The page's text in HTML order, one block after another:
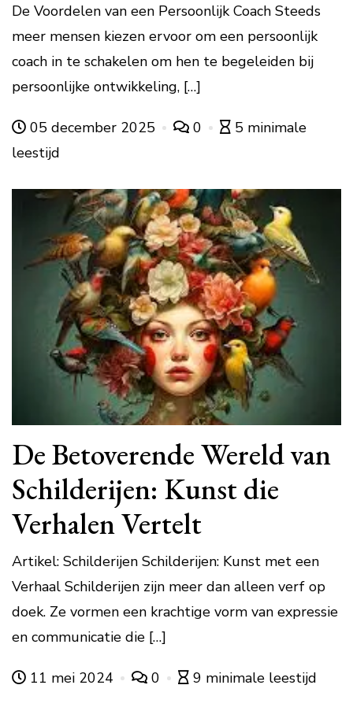
De Voordelen van een Persoonlijk Coach Steeds
meer mensen kiezen ervoor om een persoonlijk
coach in te schakelen om hen te begeleiden bij
persoonlijke ontwikkeling, […]
05 december 2025 0
5 minimale
leestijd
De Betoverende Wereld van
Schilderijen: Kunst die
Verhalen Vertelt
Artikel: Schilderijen Schilderijen: Kunst met een
Verhaal Schilderijen zijn meer dan alleen verf op
doek. Ze vormen een krachtige vorm van expressie
en communicatie die […]
11 mei 2024 0 9 minimale leestijd